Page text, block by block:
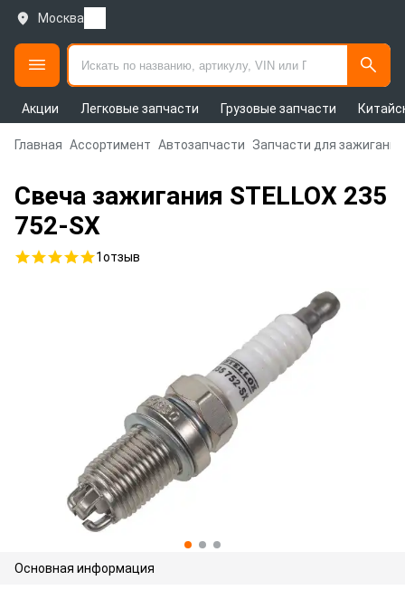
Москва
Акции Легковые запчасти Грузовые запчасти
Главная Ассортимент Автозапчасти Запчасти для
Свеча зажигания STELLOX 235
752-SX
1отзыв
Основная информация